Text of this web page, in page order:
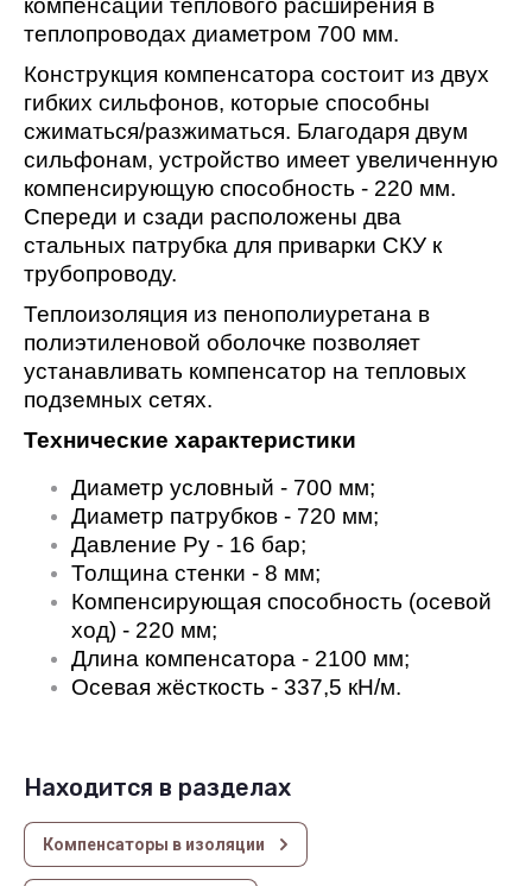
компенсации теплового расширения в
теплопроводах диаметром 700 мм.
Конструкция компенсатора состоит из двух
гибких сильфонов, которые способны
сжиматься/разжиматься. Благодаря двум
сильфонам, устройство имеет увеличенную
компенсирующую способность - 220 мм.
Спереди и сзади расположены два
стальных патрубка для приварки СКУ к
трубопроводу.
Теплоизоляция из пенополиуретана в
полиэтиленовой оболочке позволяет
устанавливать компенсатор на тепловых
подземных сетях.
Технические характеристики
Диаметр условный - 700 мм;
Диаметр патрубков - 720 мм;
Давление Ру - 16 бар;
Толщина стенки - 8 мм;
Компенсирующая способность (осевой
ход) - 220 мм;
Длина компенсатора - 2100 мм;
Осевая жёсткость - 337,5 кН/м.
Находится в разделах
Компенсаторы в изоляции